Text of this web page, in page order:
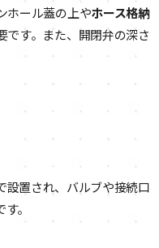
ホール蓋の上やホース格納
です。また、開閉弁の深さ
設置され、バルブや接続口
。